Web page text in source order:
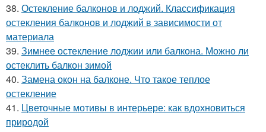
38. Остекление балконов и лоджий. Классификация
остекления балконов и лоджий в зависимости от
материала
39. Зимнее остекление лоджии или балкона. Можно ли
остеклить балкон зимой
40. Замена окон на балконе. Что такое теплое
остекление
41. Цветочные мотивы в интерьере: как вдохновиться
природой